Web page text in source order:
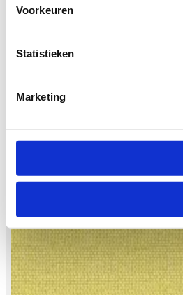
Voorkeuren
Statistieken
Marketing